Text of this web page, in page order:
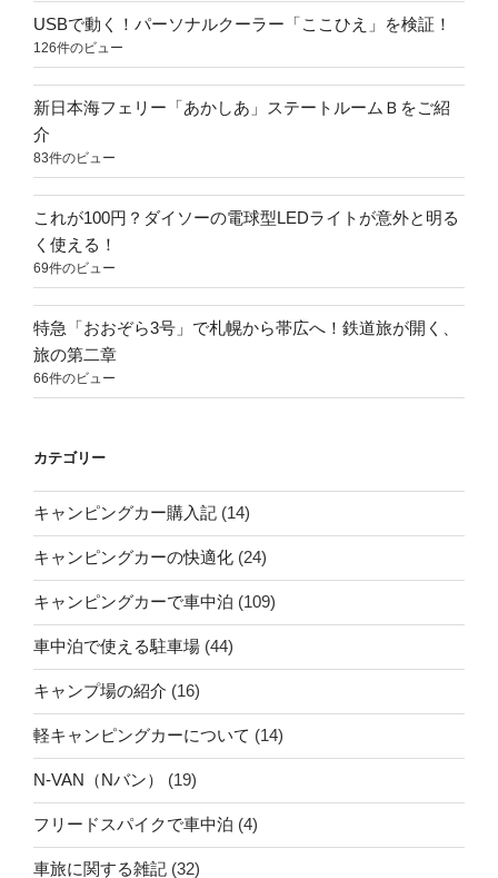
USBで動く！パーソナルクーラー「ここひえ」を検証！
126件のビュー
新日本海フェリー「あかしあ」ステートルームＢをご紹
介
83件のビュー
これが100円？ダイソーの電球型LEDライトが意外と明る
く使える！
69件のビュー
特急「おおぞら3号」で札幌から帯広へ！鉄道旅が開く、
旅の第二章
66件のビュー
カテゴリー
キャンピングカー購入記 (14)
キャンピングカーの快適化 (24)
キャンピングカーで車中泊 (109)
車中泊で使える駐車場 (44)
キャンプ場の紹介 (16)
軽キャンピングカーについて (14)
N-VAN（Nバン） (19)
フリードスパイクで車中泊 (4)
車旅に関する雑記 (32)